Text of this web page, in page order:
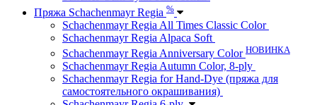
Пряжа Schachenmayr Regia %
Schachenmayr Regia All Times Classic Color
Schachenmayr Regia Alpaca Soft
Schachenmayr Regia Anniversary Color НОВИНКА
Schachenmayr Regia Autumn Color, 8-ply
Schachenmayr Regia for Hand-Dye (пряжа для
самостоятельного окрашивания)